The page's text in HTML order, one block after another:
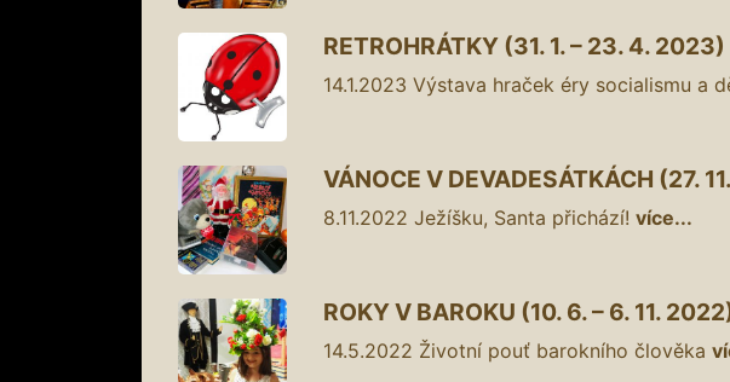
RETROHRÁTKY (31. 1. – 23. 4. 2023)
14.1.2023 Výstava hraček éry socialismu a
VÁNOCE V DEVADESÁTKÁCH (27.
8.11.2022 Ježíšku, Santa přichází! více...
ROKY V BAROKU (10. 6. – 6. 11.
14.5.2022 Životní pouť barokního člověka